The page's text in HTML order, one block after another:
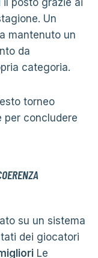
Un
mantenuto un
da
categoria.
torneo
per concludere
su un sistema
dei giocatori
Le